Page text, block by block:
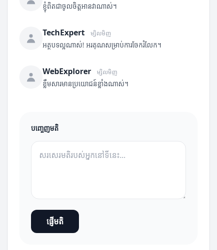
ខ្ញុំពិតជាចូលចិត្តអានវាណាស់។
TechExpert ម្សិលមិញ
អត្ថបទល្អណាស់! អរគុណសម្រាប់ការចែករំលែក។
WebExplorer ម្សិលមិញ
ខ្លឹមសារមានប្រយោជន៍ខ្លាំងណាស់។
បញ្ចេញមតិ
ផ្ញើមតិ